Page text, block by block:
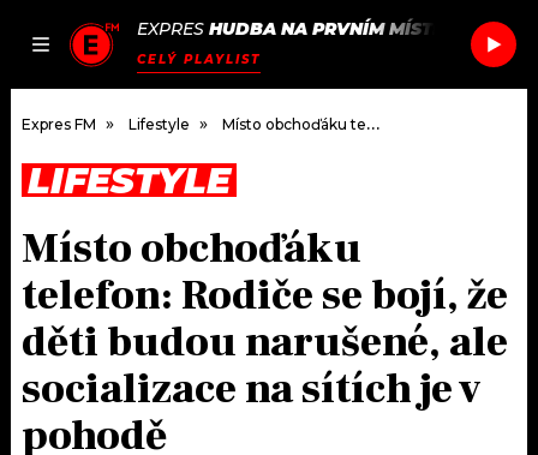
JAK
SEZNAM.CZ
EXPRES HUDBA NA PRVNÍM MÍSTĚ
CELÝ PLAYLIST
DOMŮ
ČLÁNKY
HUDBA
ROZHOVORY
PODCASTY
JAK NALADIT
RÁDIO
Expres FM Lifestyle Místo obchoďáku telefon: Rodiče se bojí, že děti budou narušené, ale socializace na sítích je v pohodě
LIFESTYLE
Místo obchoďáku
telefon: Rodiče se bojí, že
děti budou narušené, ale
socializace na sítích je v
pohodě